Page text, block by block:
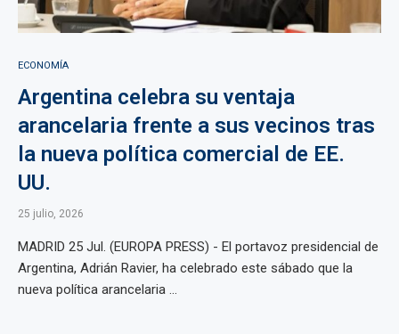
ECONOMÍA
Argentina celebra su ventaja
arancelaria frente a sus vecinos tras
la nueva política comercial de EE.
UU.
25 julio, 2026
MADRID 25 Jul. (EUROPA PRESS) - El portavoz presidencial de
Argentina, Adrián Ravier, ha celebrado este sábado que la
nueva política arancelaria ...